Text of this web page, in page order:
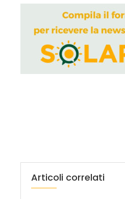
Articoli correlati